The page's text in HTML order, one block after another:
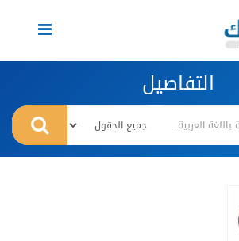
Toggle
navigation
التفاصيل